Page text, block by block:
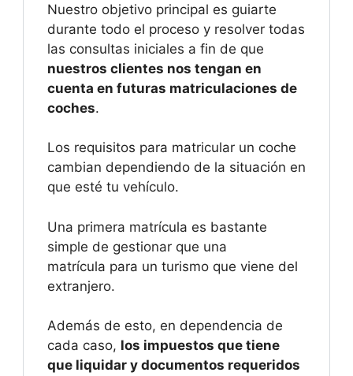
Nuestro objetivo principal es guiarte
durante todo el proceso y resolver todas
las consultas iniciales a fin de que
nuestros clientes nos tengan en
cuenta en futuras matriculaciones de
coches.
Los requisitos para matricular un coche
cambian dependiendo de la situación en
que esté tu vehículo.
Una primera matrícula es bastante
simple de gestionar que una
matrícula para un turismo que viene del
extranjero.
Además de esto, en dependencia de
cada caso, los impuestos que tiene
que liquidar y documentos requeridos